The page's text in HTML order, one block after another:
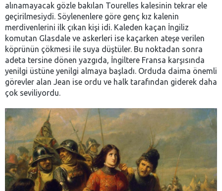
alınamayacak gözle bakılan Tourelles kalesinin tekrar ele
geçirilmesiydi. Söylenenlere göre genç kız kalenin
merdivenlerini ilk çıkan kişi idi. Kaleden kaçan İngiliz
komutan Glasdale ve askerleri ise kaçarken ateşe verilen
köprünün çökmesi ile suya düştüler. Bu noktadan sonra
adeta tersine dönen yazgıda, İngiltere Fransa karşısında
yenilgi üstüne yenilgi almaya başladı. Orduda daima önemli
görevler alan Jean ise ordu ve halk tarafından giderek daha
çok seviliyordu.